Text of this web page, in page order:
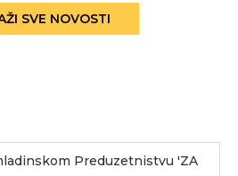
SVE NOVOSTI
Preduzetnistvu 'ZA